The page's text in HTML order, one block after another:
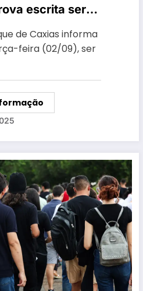
escrita será
terça-
de Caxias informa
feira (02/09), ser